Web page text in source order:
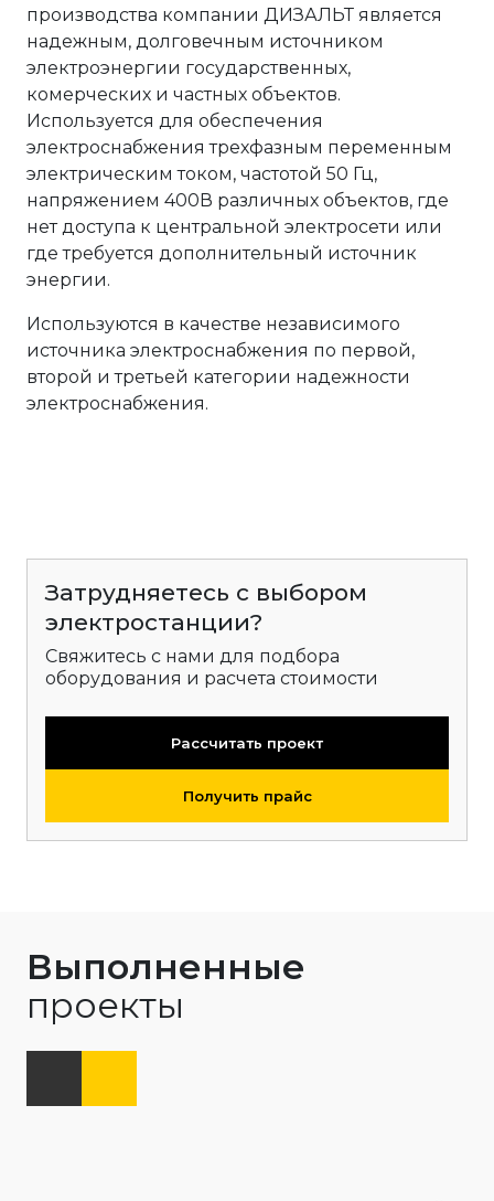
производства компании ДИЗАЛЬТ является
надежным, долговечным источником
электроэнергии государственных,
комерческих и частных объектов.
Используется для обеспечения
электроснабжения трехфазным переменным
электрическим током, частотой 50 Гц,
напряжением 400В различных объектов, где
нет доступа к центральной электросети или
где требуется дополнительный источник
энергии.
Используются в качестве независимого
источника электроснабжения по первой,
второй и третьей категории надежности
электроснабжения.
Затрудняетесь с выбором
электростанции?
Свяжитесь с нами для подбора
оборудования и расчета стоимости
Рассчитать проект
Получить прайс
Выполненные
проекты